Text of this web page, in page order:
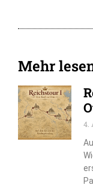
Mehr
4.